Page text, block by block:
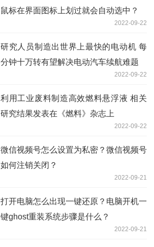
鼠标在界面图标上划过就会自动选中？
2022-09-22
研究人员制造出世界上最快的电动机 每
分钟十万转有望解决电动汽车续航难题
2022-09-22
利用工业废料制造高效燃料悬浮液 相关
研究结果发表在《燃料》杂志上
2022-09-22
微信视频号怎么设置为私密？微信视频号
如何注销关闭？
2022-09-21
打开电脑怎么出现一键还原？电脑开机一
键ghost重装系统步骤是什么？
2022-09-21